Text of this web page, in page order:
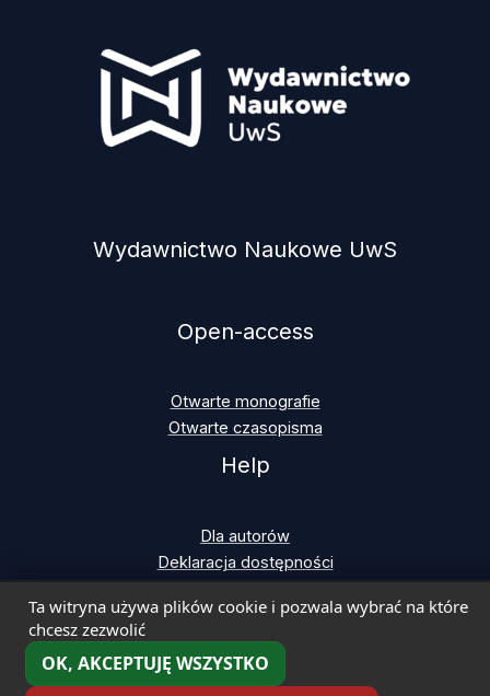
Ta witryna używa plików cookie i pozwala wybrać na które
chcesz zezwolić
OK, AKCEPTUJĘ WSZYSTKO
Wydawnictwo Naukowe UwS
Open-access
Otwarte monografie
Otwarte czasopisma
Help
Dla autorów
Deklaracja dostępności
Copyright © 2026 Uniwersytet w Siedlcach | Wydawnictwo